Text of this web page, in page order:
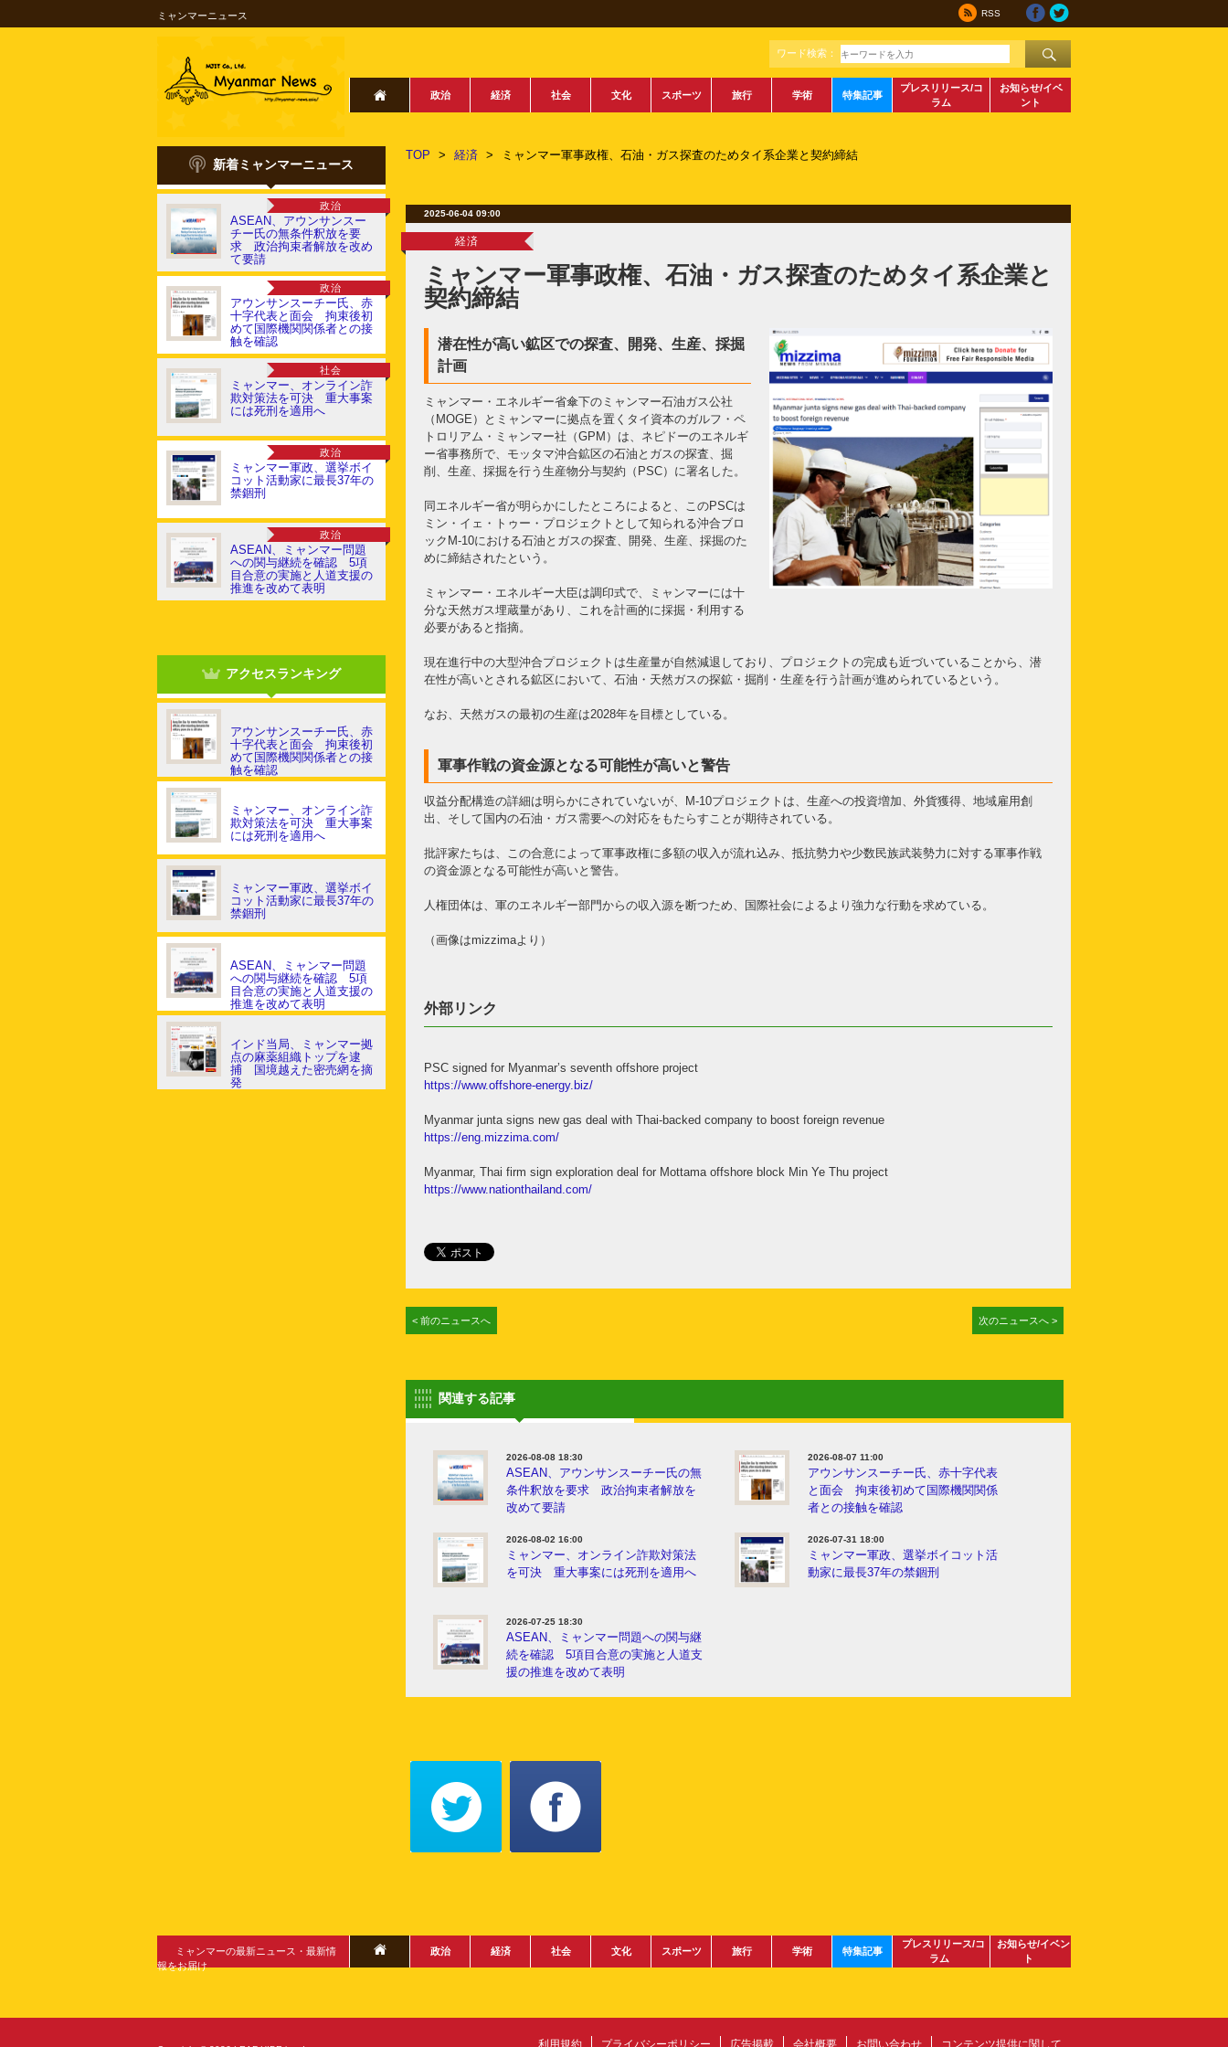
ミャンマーニュース RSS
ワード検索：
政治 経済 社会 文化 スポーツ 旅行 学術 特集記事
プレスリリース/コ
ラム
お知らせ/イベ
ント
新着ミャンマーニュース
政治
ASEAN、アウンサンスー
チー氏の無条件釈放を要
求 政治拘束者解放を改め
て要請
政治
アウンサンスーチー氏、赤
十字代表と面会 拘束後初
めて国際機関関係者との接
触を確認
社会
ミャンマー、オンライン詐
欺対策法を可決 重大事案
には死刑を適用へ
政治
ミャンマー軍政、選挙ボイ
コット活動家に最長37年の
禁錮刑
政治
ASEAN、ミャンマー問題
への関与継続を確認 5項
目合意の実施と人道支援の
推進を改めて表明
アクセスランキング
アウンサンスーチー氏、赤
十字代表と面会 拘束後初
めて国際機関関係者との接
触を確認
ミャンマー、オンライン詐
欺対策法を可決 重大事案
には死刑を適用へ
ミャンマー軍政、選挙ボイ
コット活動家に最長37年の
禁錮刑
ASEAN、ミャンマー問題
への関与継続を確認 5項
目合意の実施と人道支援の
推進を改めて表明
インド当局、ミャンマー拠
点の麻薬組織トップを逮
捕 国境越えた密売網を摘
発
TOP > 経済 > ミャンマー軍事政権、石油・ガス探査のためタイ系企業と契約締結
2025-06-04 09:00
経済
ミャンマー軍事政権、石油・ガス探査のためタイ系企業と
契約締結
潜在性が高い鉱区での探査、開発、生産、採掘
計画
ミャンマー・エネルギー省傘下のミャンマー石油ガス公社
（MOGE）とミャンマーに拠点を置くタイ資本のガルフ・ペ
トロリアム・ミャンマー社（GPM）は、ネピドーのエネルギ
ー省事務所で、モッタマ沖合鉱区の石油とガスの探査、掘
削、生産、採掘を行う生産物分与契約（PSC）に署名した。
同エネルギー省が明らかにしたところによると、このPSCは
ミン・イェ・トゥー・プロジェクトとして知られる沖合ブロ
ックM-10における石油とガスの探査、開発、生産、採掘のた
めに締結されたという。
ミャンマー・エネルギー大臣は調印式で、ミャンマーには十
分な天然ガス埋蔵量があり、これを計画的に採掘・利用する
必要があると指摘。
現在進行中の大型沖合プロジェクトは生産量が自然減退しており、プロジェクトの完成も近づいていることから、潜
在性が高いとされる鉱区において、石油・天然ガスの探鉱・掘削・生産を行う計画が進められているという。
なお、天然ガスの最初の生産は2028年を目標としている。
軍事作戦の資金源となる可能性が高いと警告
収益分配構造の詳細は明らかにされていないが、M-10プロジェクトは、生産への投資増加、外貨獲得、地域雇用創
出、そして国内の石油・ガス需要への対応をもたらすことが期待されている。
批評家たちは、この合意によって軍事政権に多額の収入が流れ込み、抵抗勢力や少数民族武装勢力に対する軍事作戦
の資金源となる可能性が高いと警告。
人権団体は、軍のエネルギー部門からの収入源を断つため、国際社会によるより強力な行動を求めている。
（画像はmizzimaより）
外部リンク
PSC signed for Myanmar’s seventh offshore project
https://www.offshore-energy.biz/
Myanmar junta signs new gas deal with Thai-backed company to boost foreign revenue
https://eng.mizzima.com/
Myanmar, Thai firm sign exploration deal for Mottama offshore block Min Ye Thu project
https://www.nationthailand.com/
< 前のニュースへ 次のニュースへ >
関連する記事
2026-08-08 18:30
ASEAN、アウンサンスーチー氏の無
条件釈放を要求 政治拘束者解放を
改めて要請
2026-08-07 11:00
アウンサンスーチー氏、赤十字代表
と面会 拘束後初めて国際機関関係
者との接触を確認
2026-08-02 16:00
ミャンマー、オンライン詐欺対策法
を可決 重大事案には死刑を適用へ
2026-07-31 18:00
ミャンマー軍政、選挙ボイコット活
動家に最長37年の禁錮刑
2026-07-25 18:30
ASEAN、ミャンマー問題への関与継
続を確認 5項目合意の実施と人道支
援の推進を改めて表明
ミャンマーの最新ニュース・最新情
報をお届け
政治 経済 社会 文化 スポーツ 旅行 学術 特集記事
プレスリリース/コ
ラム
お知らせ/イベン
ト
コンテンツ提供に関して
お問い合わせ
会社概要
広告掲載
プライバシーポリシー
利用規約